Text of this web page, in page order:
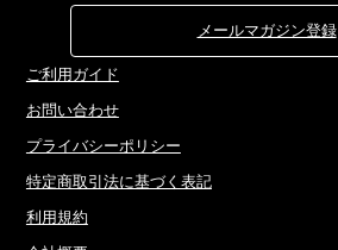
メールマガジン登録
ご利用ガイド
お問い合わせ
プライバシーポリシー
特定商取引法に基づく表記
利用規約